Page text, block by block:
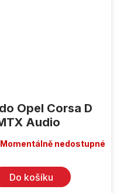
Opel Corsa D
Audio
Momentálně nedostupné
Do košíku